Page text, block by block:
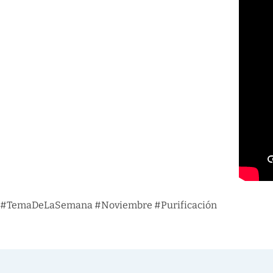
#TemaDeLaSemana #Noviembre #Purificación